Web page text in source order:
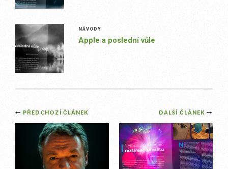
NÁVODY
Apple a poslední vůle
Post
navigation
DALŠÍ ČLÁNEK
PŘEDCHOZÍ ČLÁNEK